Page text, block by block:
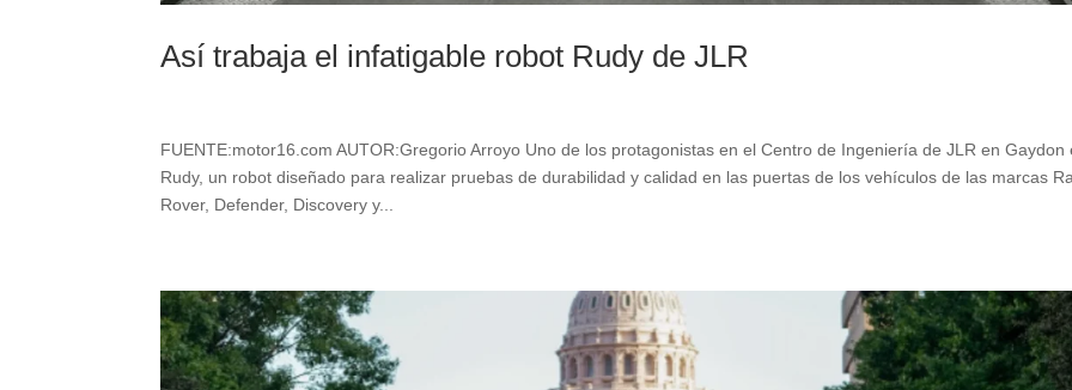
Así trabaja el infatigable robot Rudy de JLR
FUENTE:motor16.com AUTOR:Gregorio Arroyo Uno de los protagonistas en el Centro de Ingeniería de JLR en Gaydon
Rudy, un robot diseñado para realizar pruebas de durabilidad y calidad en las puertas de los vehículos de las marcas
Rover, Defender, Discovery y...